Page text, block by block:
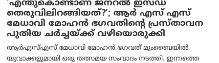
‘എന്തുകൊണ്ടാണ് ജനറൽ ഇസഡ്
തെരുവിലിറങ്ങിയത്?’; ആര്‍ എസ് എസ്
മേധാവി മോഹൻ ഭഗവതിന്റെ പ്രസ്താവന
പുതിയ ചര്‍ച്ചയ്ക്ക് വഴിയൊരുക്കി
ആർ‌എസ്‌എസ് മേധാവി മോഹൻ ഭഗവത് മുംബൈയിൽ
യുവാക്കളുമായി ഒരു തത്സമയ സംവാദം നടത്തി. ഇന്നത്തെ